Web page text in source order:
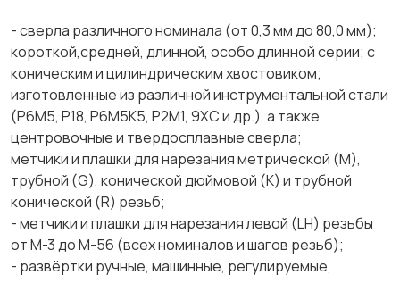
- сверла различного номинала (от 0,3 мм до 80,0 мм);
короткой,средней, длинной, особо длинной серии; с
коническим и цилиндрическим хвостовиком;
изготовленные из различной инструментальной стали
(Р6М5, Р18, Р6М5К5, Р2М1, 9ХС и др.), а также
центровочные и твердосплавные сверла;
метчики и плашки для нарезания метрической (М),
трубной (G), конической дюймовой (К) и трубной
конической (R) резьб;
- метчики и плашки для нарезания левой (LH) резьбы
от М-3 до М-56 (всех номиналов и шагов резьб);
- развёртки ручные, машинные, регулируемые,